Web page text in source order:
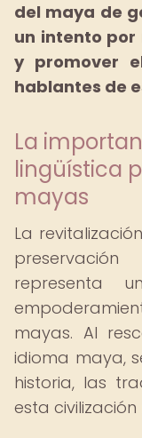
del maya de
un intento
y promover
hablantes de
La
lingüística
mayas
La
representa
mayas. Al
idioma maya,
historia, las
esta civilización